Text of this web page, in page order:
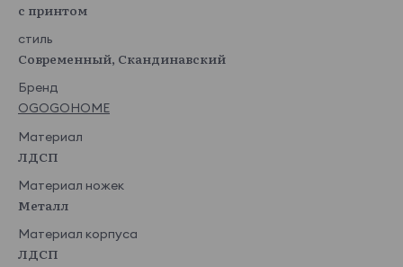
с принтом
стиль
Современный, Скандинавский
Бренд
OGOGOHOME
Материал
ЛДСП
Материал ножек
Металл
Материал корпуса
ЛДСП